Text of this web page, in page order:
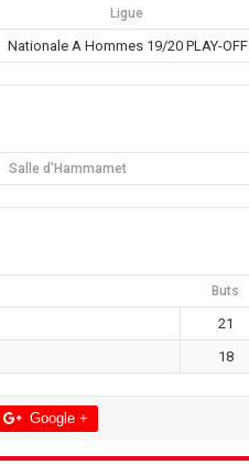
Ligue
Nationale A Hommes 19/20 PLAY-OFF
Salle d'Hammamet
Buts
21
18
Google +